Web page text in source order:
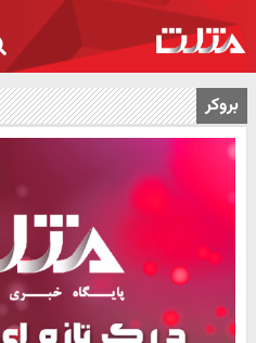
بروکر